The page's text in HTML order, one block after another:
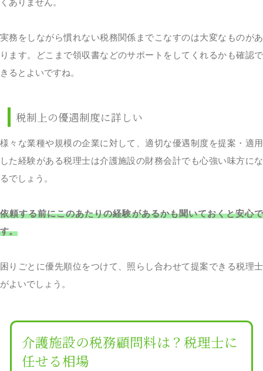
くありません。
実務をしながら慣れない税務関係までこなすのは大変なものがあ
ります。どこまで領収書などのサポートをしてくれるかも確認で
きるとよいですね。
税制上の優遇制度に詳しい
様々な業種や規模の企業に対して、適切な優遇制度を提案・適用
した経験がある税理士は介護施設の財務会計でも心強い味方にな
るでしょう。
依頼する前にこのあたりの経験があるかも聞いておくと安心で
す。
困りごとに優先順位をつけて、照らし合わせて提案できる税理士
がよいでしょう。
介護施設の税務顧問料は？税理士に
任せる相場